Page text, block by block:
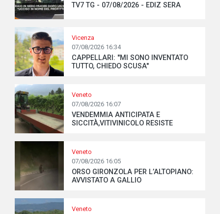
TV7 TG - 07/08/2026 - EDIZ SERA
Vicenza
07/08/2026 16:34
CAPPELLARI: "MI SONO INVENTATO
TUTTO, CHIEDO SCUSA"
Veneto
07/08/2026 16:07
VENDEMMIA ANTICIPATA E
SICCITÀ,VITIVINICOLO RESISTE
Veneto
07/08/2026 16:05
ORSO GIRONZOLA PER L’ALTOPIANO:
AVVISTATO A GALLIO
Veneto